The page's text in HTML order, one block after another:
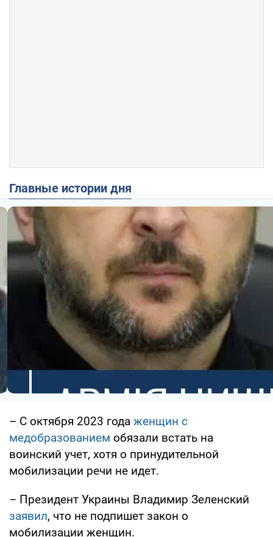
Главные истории дня
– С октября 2023 года женщин с
медобразованием обязали встать на
воинский учет, хотя о принудительной
мобилизации речи не идет.
– Президент Украины Владимир Зеленский
заявил, что не подпишет закон о
мобилизации женщин.